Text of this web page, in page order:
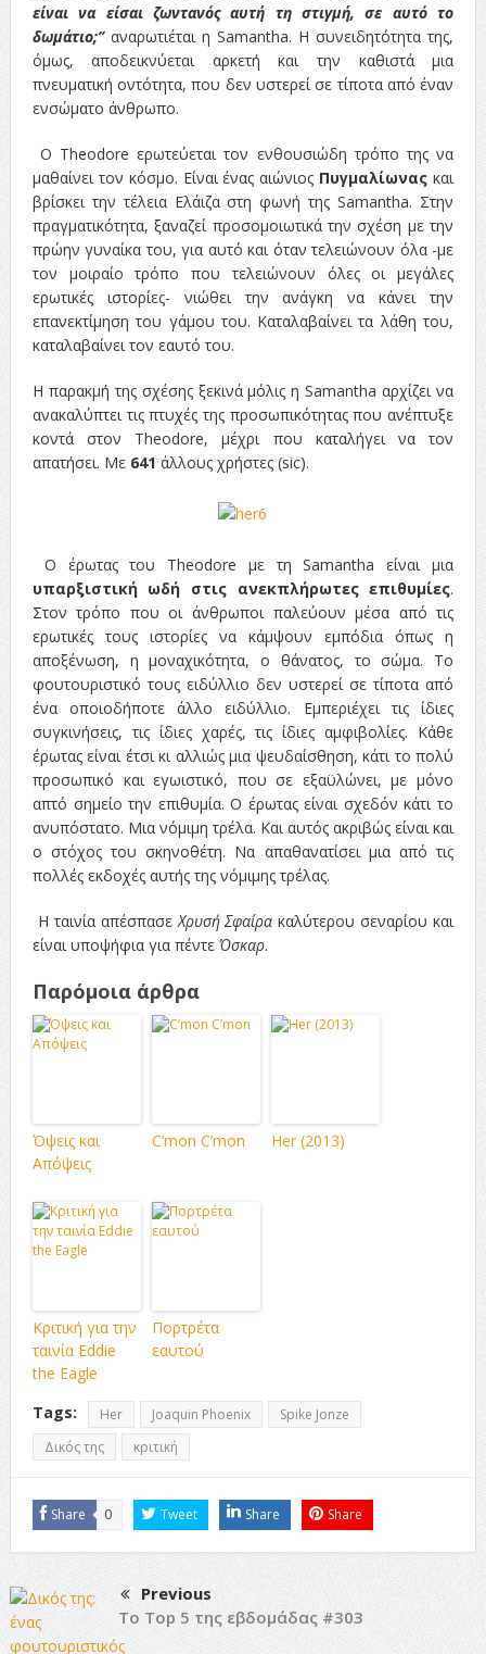
είναι να είσαι ζωντανός αυτή τη στιγμή, σε αυτό το
δωμάτιο;”αναρωτιέται η Samantha. Η συνειδητότητα της,
όμως, αποδεικνύεται αρκετή και την καθιστά μια
πνευματική οντότητα, που δεν υστερεί σε τίποτα από έναν
ενσώματο άνθρωπο.
O Theodore ερωτεύεται τον ενθουσιώδη τρόπο της να
μαθαίνει τον κόσμο. Είναι ένας αιώνιος Πυγμαλίωνας και
βρίσκει την τέλεια Ελάιζα στη φωνή της Samantha. Στην
πραγματικότητα, ξαναζεί προσομοιωτικά την σχέση με την
πρώην γυναίκα του, για αυτό και όταν τελειώνουν όλα -με
τον μοιραίο τρόπο που τελειώνουν όλες οι μεγάλες
ερωτικές ιστορίες- νιώθει την ανάγκη να κάνει την
επανεκτίμηση του γάμου του. Καταλαβαίνει τα λάθη του,
καταλαβαίνει τον εαυτό του.
Η παρακμή της σχέσης ξεκινά μόλις η Samantha αρχίζει να
ανακαλύπτει τις πτυχές της προσωπικότητας που ανέπτυξε
κοντά στον Theodore, μέχρι που καταλήγει να τον
απατήσει. Με 641 άλλους χρήστες (sic).
Ο έρωτας του Theodore με τη Samantha είναι μια
υπαρξιστική ωδή στις ανεκπλήρωτες επιθυμίες.
Στον τρόπο που οι άνθρωποι παλεύουν μέσα από τις
ερωτικές τους ιστορίες να κάμψουν εμπόδια όπως η
αποξένωση, η μοναχικότητα, ο θάνατος, το σώμα. Το
φουτουριστικό τους ειδύλλιο δεν υστερεί σε τίποτα από
ένα οποιοδήποτε άλλο ειδύλλιο. Εμπεριέχει τις ίδιες
συγκινήσεις, τις ίδιες χαρές, τις ίδιες αμφιβολίες. Κάθε
έρωτας είναι έτσι κι αλλιώς μια ψευδαίσθηση, κάτι το πολύ
προσωπικό και εγωιστικό, που σε εξαϋλώνει, με μόνο
απτό σημείο την επιθυμία. Ο έρωτας είναι σχεδόν κάτι το
ανυπόστατο. Μια νόμιμη τρέλα. Και αυτός ακριβώς είναι και
ο στόχος του σκηνοθέτη. Να απαθανατίσει μια από τις
πολλές εκδοχές αυτής της νόμιμης τρέλας.
H ταινία απέσπασε Χρυσή Σφαίρα καλύτερου σεναρίου και
είναι υποψήφια για πέντε Όσκαρ.
Παρόμοια άρθρα
Όψεις και
Απόψεις
C’mon C’mon Her (2013)
Κριτική για την
ταινία Eddie
the Eagle
Πορτρέτα
εαυτού
Tags: Her Joaquin Phoenix
Spike Jonze
Δικός της
κριτική
Share 0 Tweet Share Share
Previous
Το Top 5 της εβδομάδας #303